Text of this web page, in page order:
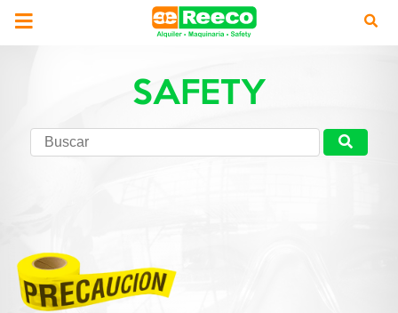
SAFETY